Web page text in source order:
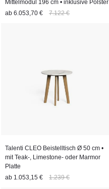
Mittelmodul 196 cm • inklusive Polster
ab 6.053,70 € 7.122 €
Talenti CLEO Beistelltisch Ø 50 cm •
mit Teak-, Limestone- oder Marmor
Platte
ab 1.053,15 € 1.239 €